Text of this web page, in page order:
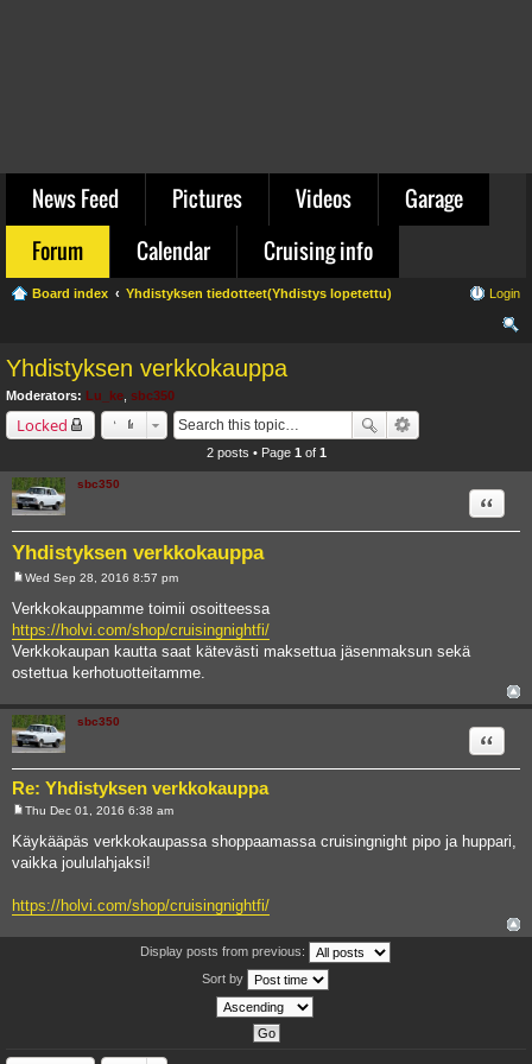
News Feed Pictures Videos
Garage
Forum
Calendar Cruising info
Board index Yhdistyksen tiedotteet(Yhdistys lopetettu) Login
Yhdistyksen verkkokauppa
Moderators: Lu_ke sbc350
Locked
2 posts • Page 1 of 1
sbc350
Yhdistyksen verkkokauppa
Quote
s
t
Wed Sep 28, 2016 8:57 pm
Verkkokauppamme toimii osoitteessa
https://holvi.com/shop/cruisingnightfi/
Verkkokaupan kautta saat kätevästi maksettua jäsenmaksun sekä
ostettua kerhotuotteitamme.
sbc350
Re: Yhdistyksen verkkokauppa
Quote
o
s
t
Thu Dec 01, 2016 6:38 am
Käykääpäs verkkokaupassa shoppaamassa cruisingnight pipo ja huppari,
vaikka joululahjaksi!
https://holvi.com/shop/cruisingnightfi/
Display posts from previous:
Sort by